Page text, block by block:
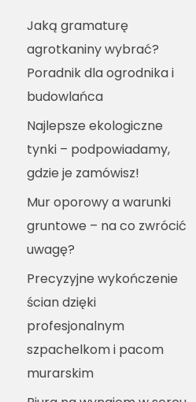
Jaką gramaturę
agrotkaniny wybrać?
Poradnik dla ogrodnika i
budowlańca
Najlepsze ekologiczne
tynki – podpowiadamy,
gdzie je zamówisz!
Mur oporowy a warunki
gruntowe – na co zwrócić
uwagę?
Precyzyjne wykończenie
ścian dzięki
profesjonalnym
szpachelkom i pacom
murarskim